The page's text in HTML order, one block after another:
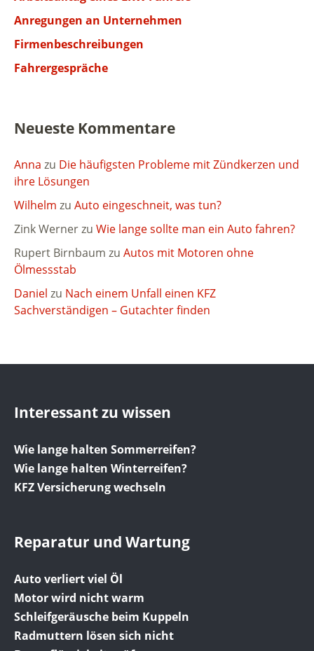
Anregungen an Unternehmen
Firmenbeschreibungen
Fahrergespräche
Neueste Kommentare
Anna zu Die häufigsten Probleme mit Zündkerzen und
ihre Lösungen
Wilhelm zu Auto eingeschneit, was tun?
Zink Wernerzu Wie lange sollte man ein Auto fahren?
Rupert Birnbaum zu Autos mit Motoren ohne
Ölmessstab
Daniel zu Nach einem Unfall einen KFZ
Sachverständigen – Gutachter finden
Interessant zu wissen
Wie lange halten Sommerreifen?
Wie lange halten Winterreifen?
KFZ Versicherung wechseln
Reparatur und Wartung
Auto verliert viel Öl
Motor wird nicht warm
Schleifgeräusche beim Kuppeln
Radmuttern lösen sich nicht